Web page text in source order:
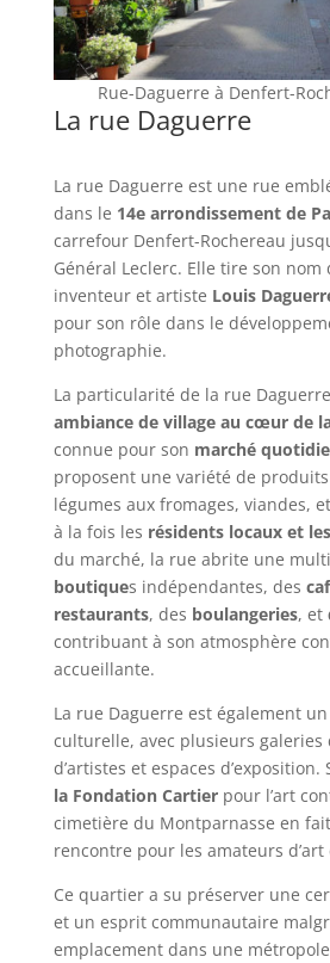
Rue-Daguerre à Denfert-
La rue Daguerre
La rue Daguerre est une rue
dans le 14e arrondissement de
carrefour Denfert-Rochereau
Général Leclerc. Elle tire son nom
inventeur et artiste Louis
pour son rôle dans le
photographie.
La particularité de la rue
ambiance de village au cœur de
connue pour son marché
proposent une variété de
légumes aux fromages, viandes,
à la fois les résidents locaux et
du marché, la rue abrite une
boutiques indépendantes, des
restaurants, des boulangeries, et
contribuant à son atmosphère
accueillante.
La rue Daguerre est également
culturelle, avec plusieurs galeries
d’artistes et espaces d’exposition.
la Fondation Cartierpour l’art
cimetière du Montparnasse en
rencontre pour les amateurs d’art
Ce quartier a su préserver une
et un esprit communautaire
emplacement dans une